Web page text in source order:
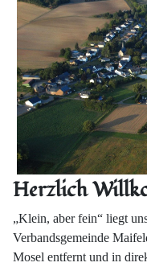
Herzlich
„Klein, aber fein“ liegt
Verbandsgemeinde
Mosel entfernt und in